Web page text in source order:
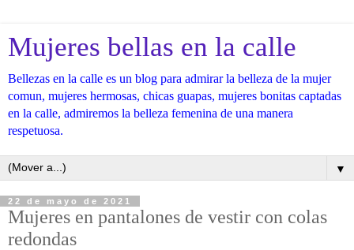
Mujeres bellas en la calle
Bellezas en la calle es un blog para admirar la belleza de la mujer
comun, mujeres hermosas, chicas guapas, mujeres bonitas captadas
en la calle, admiremos la belleza femenina de una manera
respetuosa.
▼
22 de mayo de 2021
Mujeres en pantalones de vestir con colas
redondas